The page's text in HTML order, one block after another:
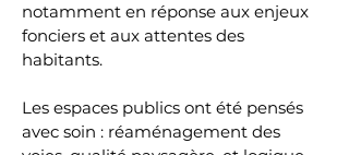
notamment en réponse aux enjeux
fonciers et aux attentes des
habitants.
Les espaces publics ont été pensés
avec soin : réaménagement des